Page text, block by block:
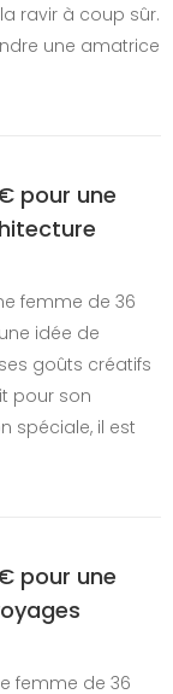
ravir à coup sûr.
une amatrice
pour une
femme de 36
idée de
goûts créatifs
pour son
spéciale, il est
pour une
femme de 36